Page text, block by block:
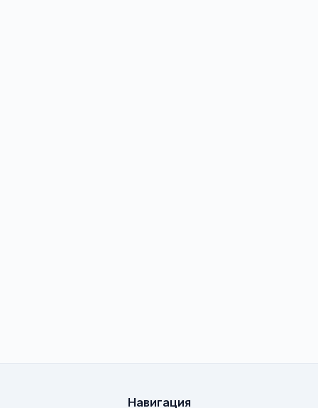
Навигация